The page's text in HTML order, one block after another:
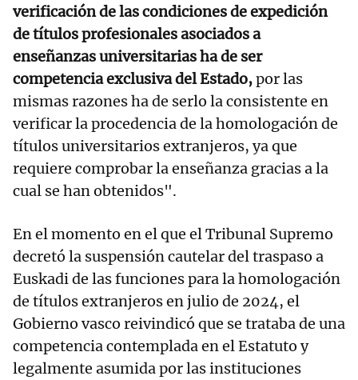
verificación de las condiciones de expedición
de títulos profesionales asociados a
enseñanzas universitarias ha de ser
competencia exclusiva del Estado,por las
mismas razones ha de serlo la consistente en
verificar la procedencia de la homologación de
títulos universitarios extranjeros, ya que
requiere comprobar la enseñanza gracias a la
cual se han obtenidos".
En el momento en el que el Tribunal Supremo
decretó la suspensión cautelar del traspaso a
Euskadi de las funciones para la homologación
de títulos extranjeros en julio de 2024, el
Gobierno vasco reivindicó que se trataba de una
competencia contemplada en el Estatuto y
legalmente asumida por las instituciones